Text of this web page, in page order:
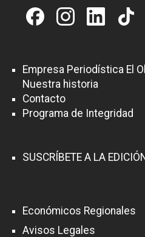
Empresa Periodística El
Nuestra historia
Contacto
Programa de Integridad
SUSCRÍBETE A LA
Económicos Regionales
Avisos Legales